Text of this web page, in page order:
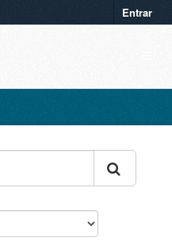
Entrar